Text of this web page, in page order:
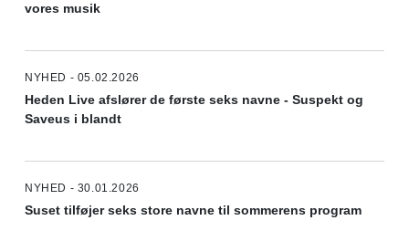
vores musik
NYHED - 05.02.2026
Heden Live afslører de første seks navne - Suspekt og
Saveus i blandt
NYHED - 30.01.2026
Suset tilføjer seks store navne til sommerens program